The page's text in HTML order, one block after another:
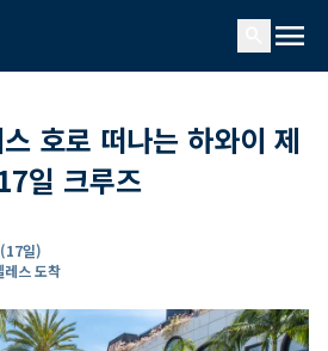
menu
호로 떠나는 하와이 제
일 크루즈
(17일)
레스 도착